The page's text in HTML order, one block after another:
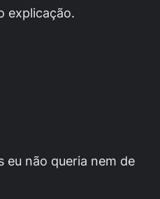
explicação.
eu não queria nem de